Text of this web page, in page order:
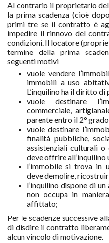
Al contrario il proprietario
la prima scadenza (cioè
primi tre se il contratto è
impedire il rinnovo del
condizioni. Il locatore
termine della prima
seguenti motivi
vuole vendere
immobili a uso
L’inquilino ha il diritto di
vuole destinare
commerciale,
parente entro il 2°
vuole destinare
finalità pubbliche,
assistenziali culturali
deve offrire all’inquilino
l’immobile si trova in
deve demolire,
l’inquilino dispone di
non occupa in
affittato;
Per le scadenze successive
di disdire il contratto
alcun vincolo di motivazione.